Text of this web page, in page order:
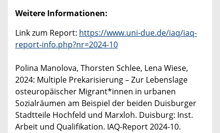
Weitere Informationen:
Link zum Report: https://www.uni-due.de/iaq/iaq-
report-info.php?nr=2024-10
Polina Manolova, Thorsten Schlee, Lena Wiese,
2024: Multiple Prekarisierung – Zur Lebenslage
osteuropäischer Migrant*innen in urbanen
Sozialräumen am Beispiel der beiden Duisburger
Stadtteile Hochfeld und Marxloh. Duisburg: Inst.
Arbeit und Qualifikation. IAQ-Report 2024-10.